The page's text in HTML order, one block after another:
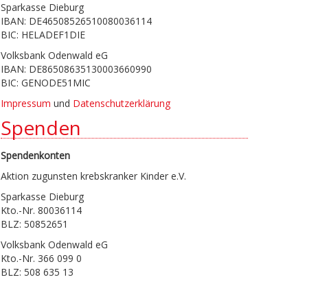
Sparkasse Dieburg
IBAN: DE46508526510080036114
BIC: HELADEF1DIE
Volksbank Odenwald eG
IBAN: DE86508635130003660990
BIC: GENODE51MIC
Impressum und Datenschutzerklärung
Spenden
Spendenkonten
Aktion zugunsten krebskranker Kinder e.V.
Sparkasse Dieburg
Kto.-Nr. 80036114
BLZ: 50852651
Volksbank Odenwald eG
Kto.-Nr. 366 099 0
BLZ: 508 635 13